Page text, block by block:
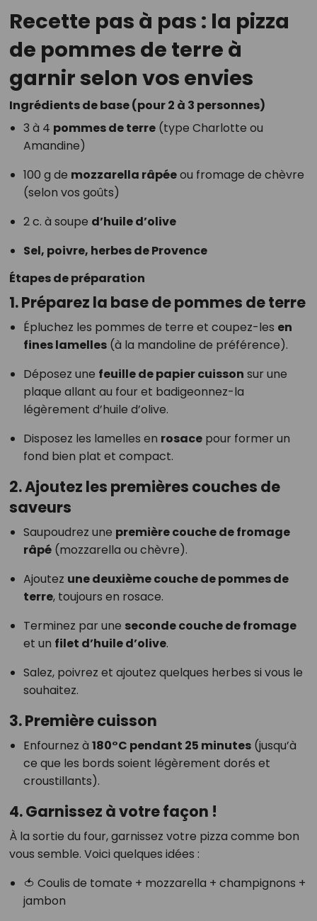
Recette pas à pas : la pizza
de pommes de terre à
garnir selon vos envies
Ingrédients de base (pour 2 à 3 personnes)
3 à 4 pommes de terre(type Charlotte ou
Amandine)
100 g de mozzarella râpéeou fromage de chèvre
(selon vos goûts)
2 c. à soupe d’huile d’olive
Sel, poivre, herbes de Provence
Étapes de préparation
1. Préparez la base de pommes de terre
Épluchez les pommes de terre et coupez-les en
fines lamelles(à la mandoline de préférence).
Déposez une feuille de papier cuisson sur une
plaque allant au four et badigeonnez-la
légèrement d’huile d’olive.
Disposez les lamelles en rosacepour former un
fond bien plat et compact.
2. Ajoutez les premières couches de
saveurs
Saupoudrez une première couche de fromage
râpé(mozzarella ou chèvre).
Ajoutez une deuxième couche de pommes de
terre, toujours en rosace.
Terminez par une seconde couche de fromage
et un filet d’huile d’olive.
Salez, poivrez et ajoutez quelques herbes si vous le
souhaitez.
3. Première cuisson
Enfournez à 180°C pendant 25 minutes(jusqu’à
ce que les bords soient légèrement dorés et
croustillants).
4. Garnissez à votre façon !
À la sortie du four, garnissez votre pizza comme bon
vous semble. Voici quelques idées :
🍅 Coulis de tomate + mozzarella + champignons +
jambon